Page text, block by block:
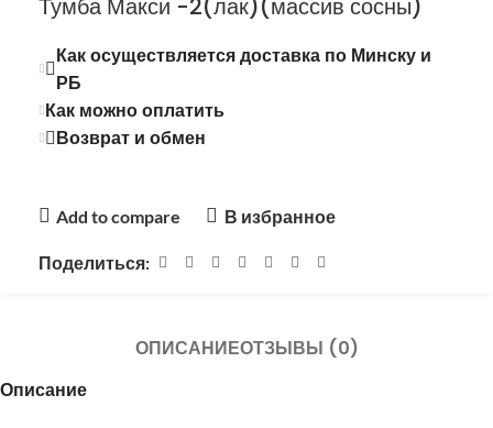
Тумба Макси -2(лак)(массив сосны)
Как осуществляется доставка по Минску и
РБ
Как можно оплатить
Возврат и обмен
Add to compare В избранное
Поделиться:
ОПИСАНИЕОТЗЫВЫ (0)
Описание